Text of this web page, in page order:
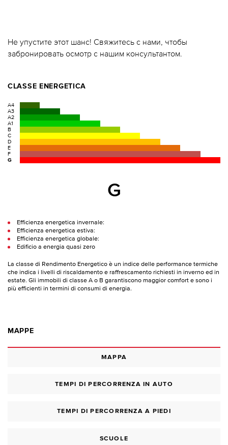
Не упустите этот шанс! Свяжитесь с нами, чтобы
забронировать осмотр с нашим консультантом.
CLASSE ENERGETICA
A4
A3
A2
A1
B
C
D
E
F
G
G
Efficienza energetica invernale:
Efficienza energetica estiva:
Efficienza energetica globale:
Edificio a energia quasi zero
La classe di Rendimento Energetico è un indice delle performance termiche
che indica i livelli di riscaldamento e raffrescamento richiesti in inverno ed in
estate. Gli immobili di classe A o B garantiscono maggior comfort e sono i
più efficienti in termini di consumi di energia.
MAPPE
MAPPA
TEMPI DI PERCORRENZA IN AUTO
TEMPI DI PERCORRENZA A PIEDI
SCUOLE